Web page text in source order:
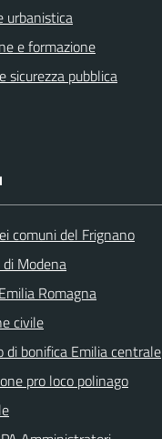
urbanistica
e formazione
sicurezza pubblica
comuni del Frignano
Modena
Romagna
civile
di bonifica Emilia centrale
pro loco polinago